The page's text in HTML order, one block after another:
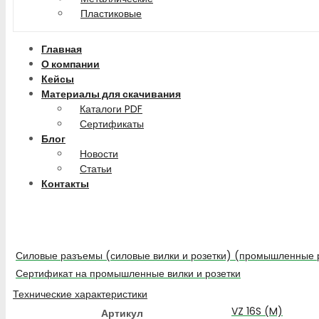
Пластиковые
Главная
О компании
Кейсы
Материалы для скачивания
Каталоги PDF
Сертификаты
Блог
Новости
Статьи
Контакты
Силовые разъемы (силовые вилки и розетки) (промышленные
Сертификат на промышленные вилки и розетки
Технические характеристики
Артикул
VZ 16S (M)